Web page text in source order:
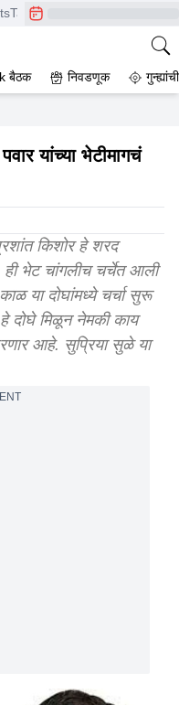
CrimeTak
बैठक निवडणूक
sharad pawar do you know
यांच्या भेटीमागचं
किशोर हे शरद
ही भेट चांगलीच चर्चेत आली
या दोघांमध्ये चर्चा सुरू
दोघे मिळून नेमकी काय
आहे. सुप्रिया सुळे या